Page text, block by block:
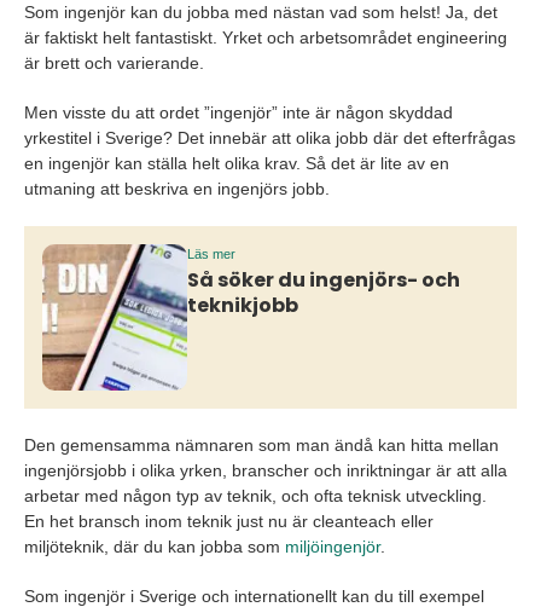
Som ingenjör kan du jobba med nästan vad som helst! Ja, det
är faktiskt helt fantastiskt. Yrket och arbetsområdet engineering
är brett och varierande.
Men visste du att ordet ”ingenjör” inte är någon skyddad
yrkestitel i Sverige? Det innebär att olika jobb där det efterfrågas
en ingenjör kan ställa helt olika krav. Så det är lite av en
utmaning att beskriva en ingenjörs jobb.
Läs mer
Så söker du ingenjörs- och
teknikjobb
Den gemensamma nämnaren som man ändå kan hitta mellan
ingenjörsjobb i olika yrken, branscher och inriktningar är att alla
arbetar med någon typ av teknik, och ofta teknisk utveckling.
En het bransch inom teknik just nu är cleanteach eller
miljöteknik, där du kan jobba som miljöingenjör.
Som ingenjör i Sverige och internationellt kan du till exempel